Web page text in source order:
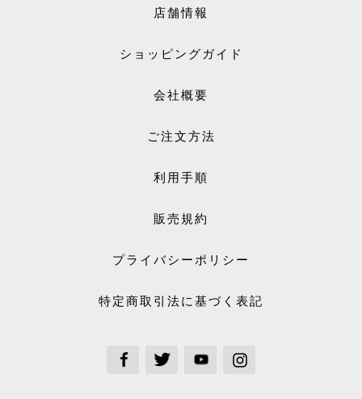
店舗情報
ショッピングガイド
会社概要
ご注文方法
利用手順
販売規約
プライバシーポリシー
特定商取引法に基づく表記
See our FacebookSee our Twitter